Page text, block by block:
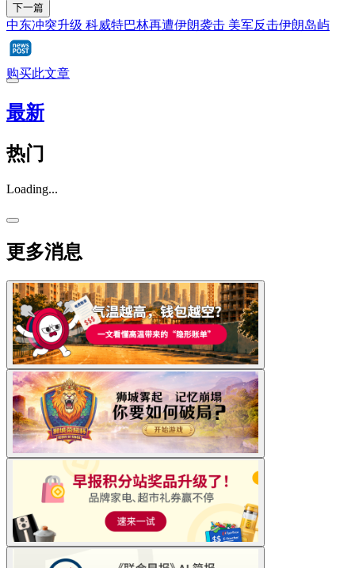
下一篇
中东冲突升级 科威特巴林再遭伊朗袭击 美军反击伊朗岛屿
购买此文章
最新
热门
Loading...
更多消息